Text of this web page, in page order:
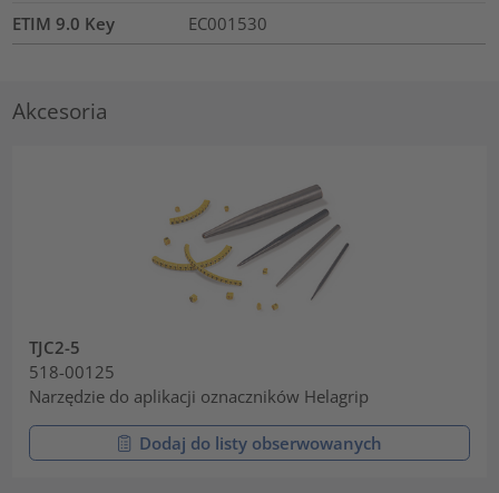
ETIM 9.0 Key EC001530
Akcesoria
TJC2-5
518-00125
Narzędzie do aplikacji oznaczników Helagrip
Dodaj do listy obserwowanych